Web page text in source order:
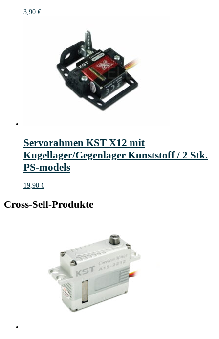
3,90 €
Servorahmen KST X12 mit
Kugellager/Gegenlager Kunststoff / 2 Stk.
PS-models
19,90 €
Cross-Sell-Produkte